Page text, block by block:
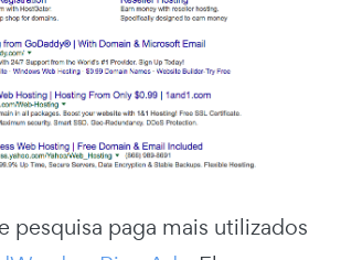
pesquisa paga mais utilizados